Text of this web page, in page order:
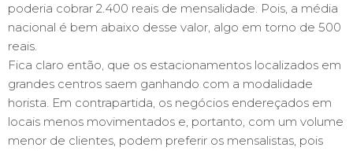
poderia cobrar 2.400 reais de mensalidade. Pois, a média
nacional é bem abaixo desse valor, algo em torno de 500
reais.
Fica claro então, que os estacionamentos localizados em
grandes centros saem ganhando com a modalidade
horista. Em contrapartida, os negócios endereçados em
locais menos movimentados e, portanto, com um volume
menor de clientes, podem preferir os mensalistas, pois